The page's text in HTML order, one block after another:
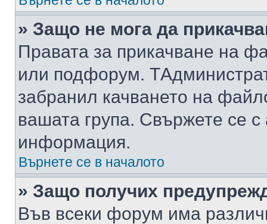
» Защо не мога да
Правата за прикачване на
или подфорум.
забранил качването на
вашата група. Свържете се
информация.
Върнете се в началото
» Защо получих
Във всеки форум има